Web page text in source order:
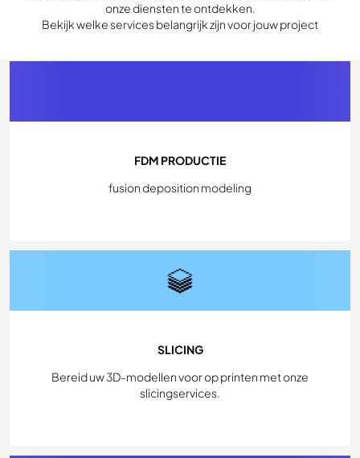
onze diensten te ontdekken.
Bekijk welke services belangrijk zijn voor jouw project
FDM PRODUCTIE
fusion deposition modeling
SLICING
Bereid uw 3D-modellen voor op printen met onze
slicingservices.